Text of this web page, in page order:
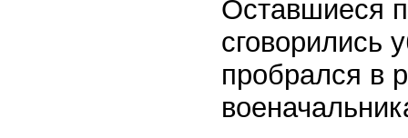
Оставшиеся
сговорились
пробрался в